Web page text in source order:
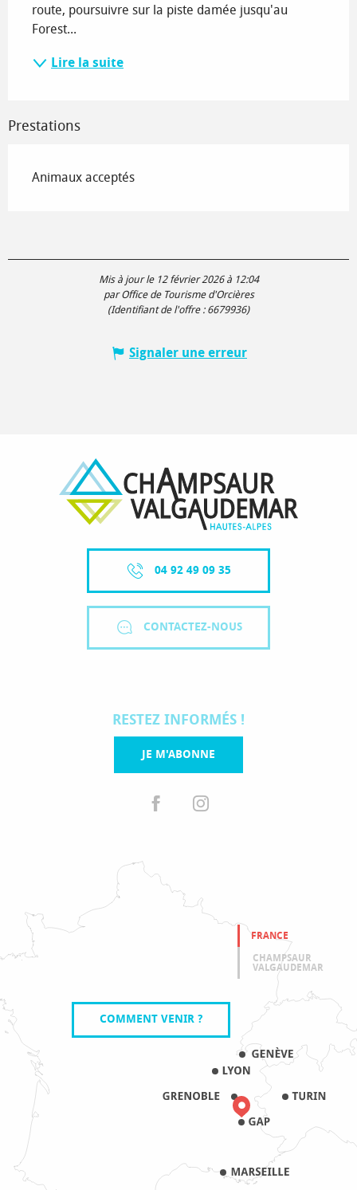
route, poursuivre sur la piste damée jusqu'au
Forest...
Lire la suite
Prestations
Animaux acceptés
Mis à jour le 12 février 2026 à 12:04
par Office de Tourisme d'Orcières
(Identifiant de l'offre : 6679936)
Signaler une erreur
04 92 49 09 35
CONTACTEZ-NOUS
RESTEZ INFORMÉS !
JE M'ABONNE
FRANCE
CHAMPSAUR
VALGAUDEMAR
COMMENT VENIR ?